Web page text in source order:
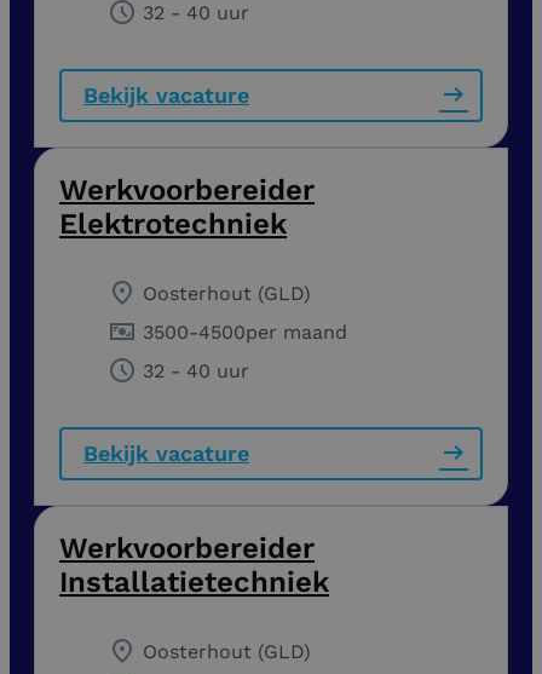
32 - 40 uur
Bekijk vacature
Werkvoorbereider
Elektrotechniek
Oosterhout (GLD)
3500-4500per maand
32 - 40 uur
Bekijk vacature
Werkvoorbereider
Installatietechniek
Oosterhout (GLD)